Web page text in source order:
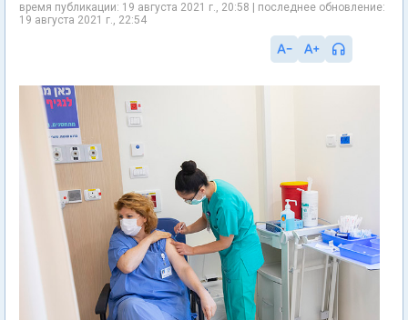
время публикации: 19 августа 2021 г., 20:58 | последнее обновление:
19 августа 2021 г., 22:54